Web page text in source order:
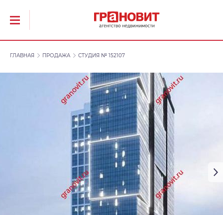
ГЛАВНАЯ ПРОДАЖА СТУДИЯ № 152107